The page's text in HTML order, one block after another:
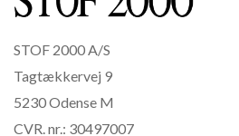
STOF 2000 A/S
Tagtækkervej 9
5230 Odense M
CVR. nr.: 30497007